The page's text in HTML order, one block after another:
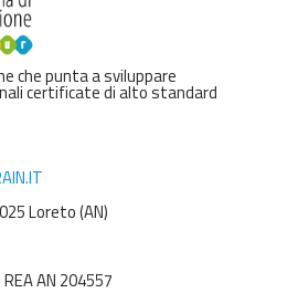
che punta a sviluppare
certificate di alto standard
Loreto (AN)
AN 204557